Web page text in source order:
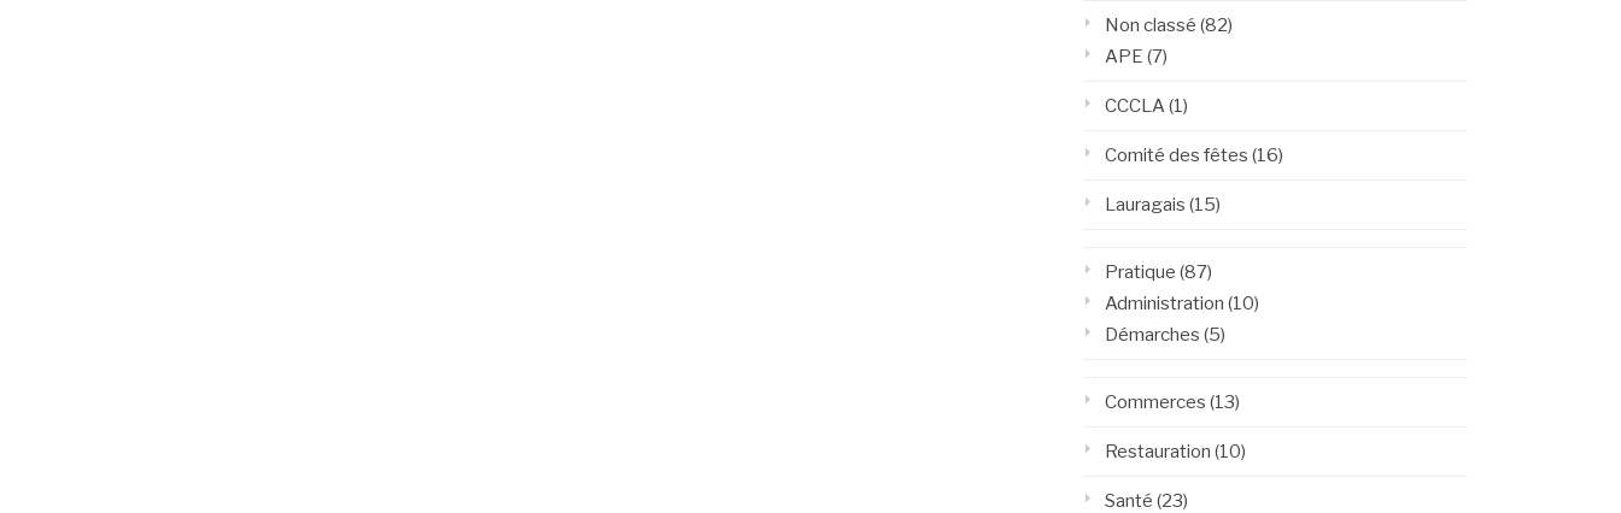
Non classé (82)
APE (7)
CCCLA(1)
Comité des fêtes (16)
Lauragais (15)
Pratique (87)
Administration (10)
Démarches (5)
Commerces (13)
Restauration (10)
Santé (23)